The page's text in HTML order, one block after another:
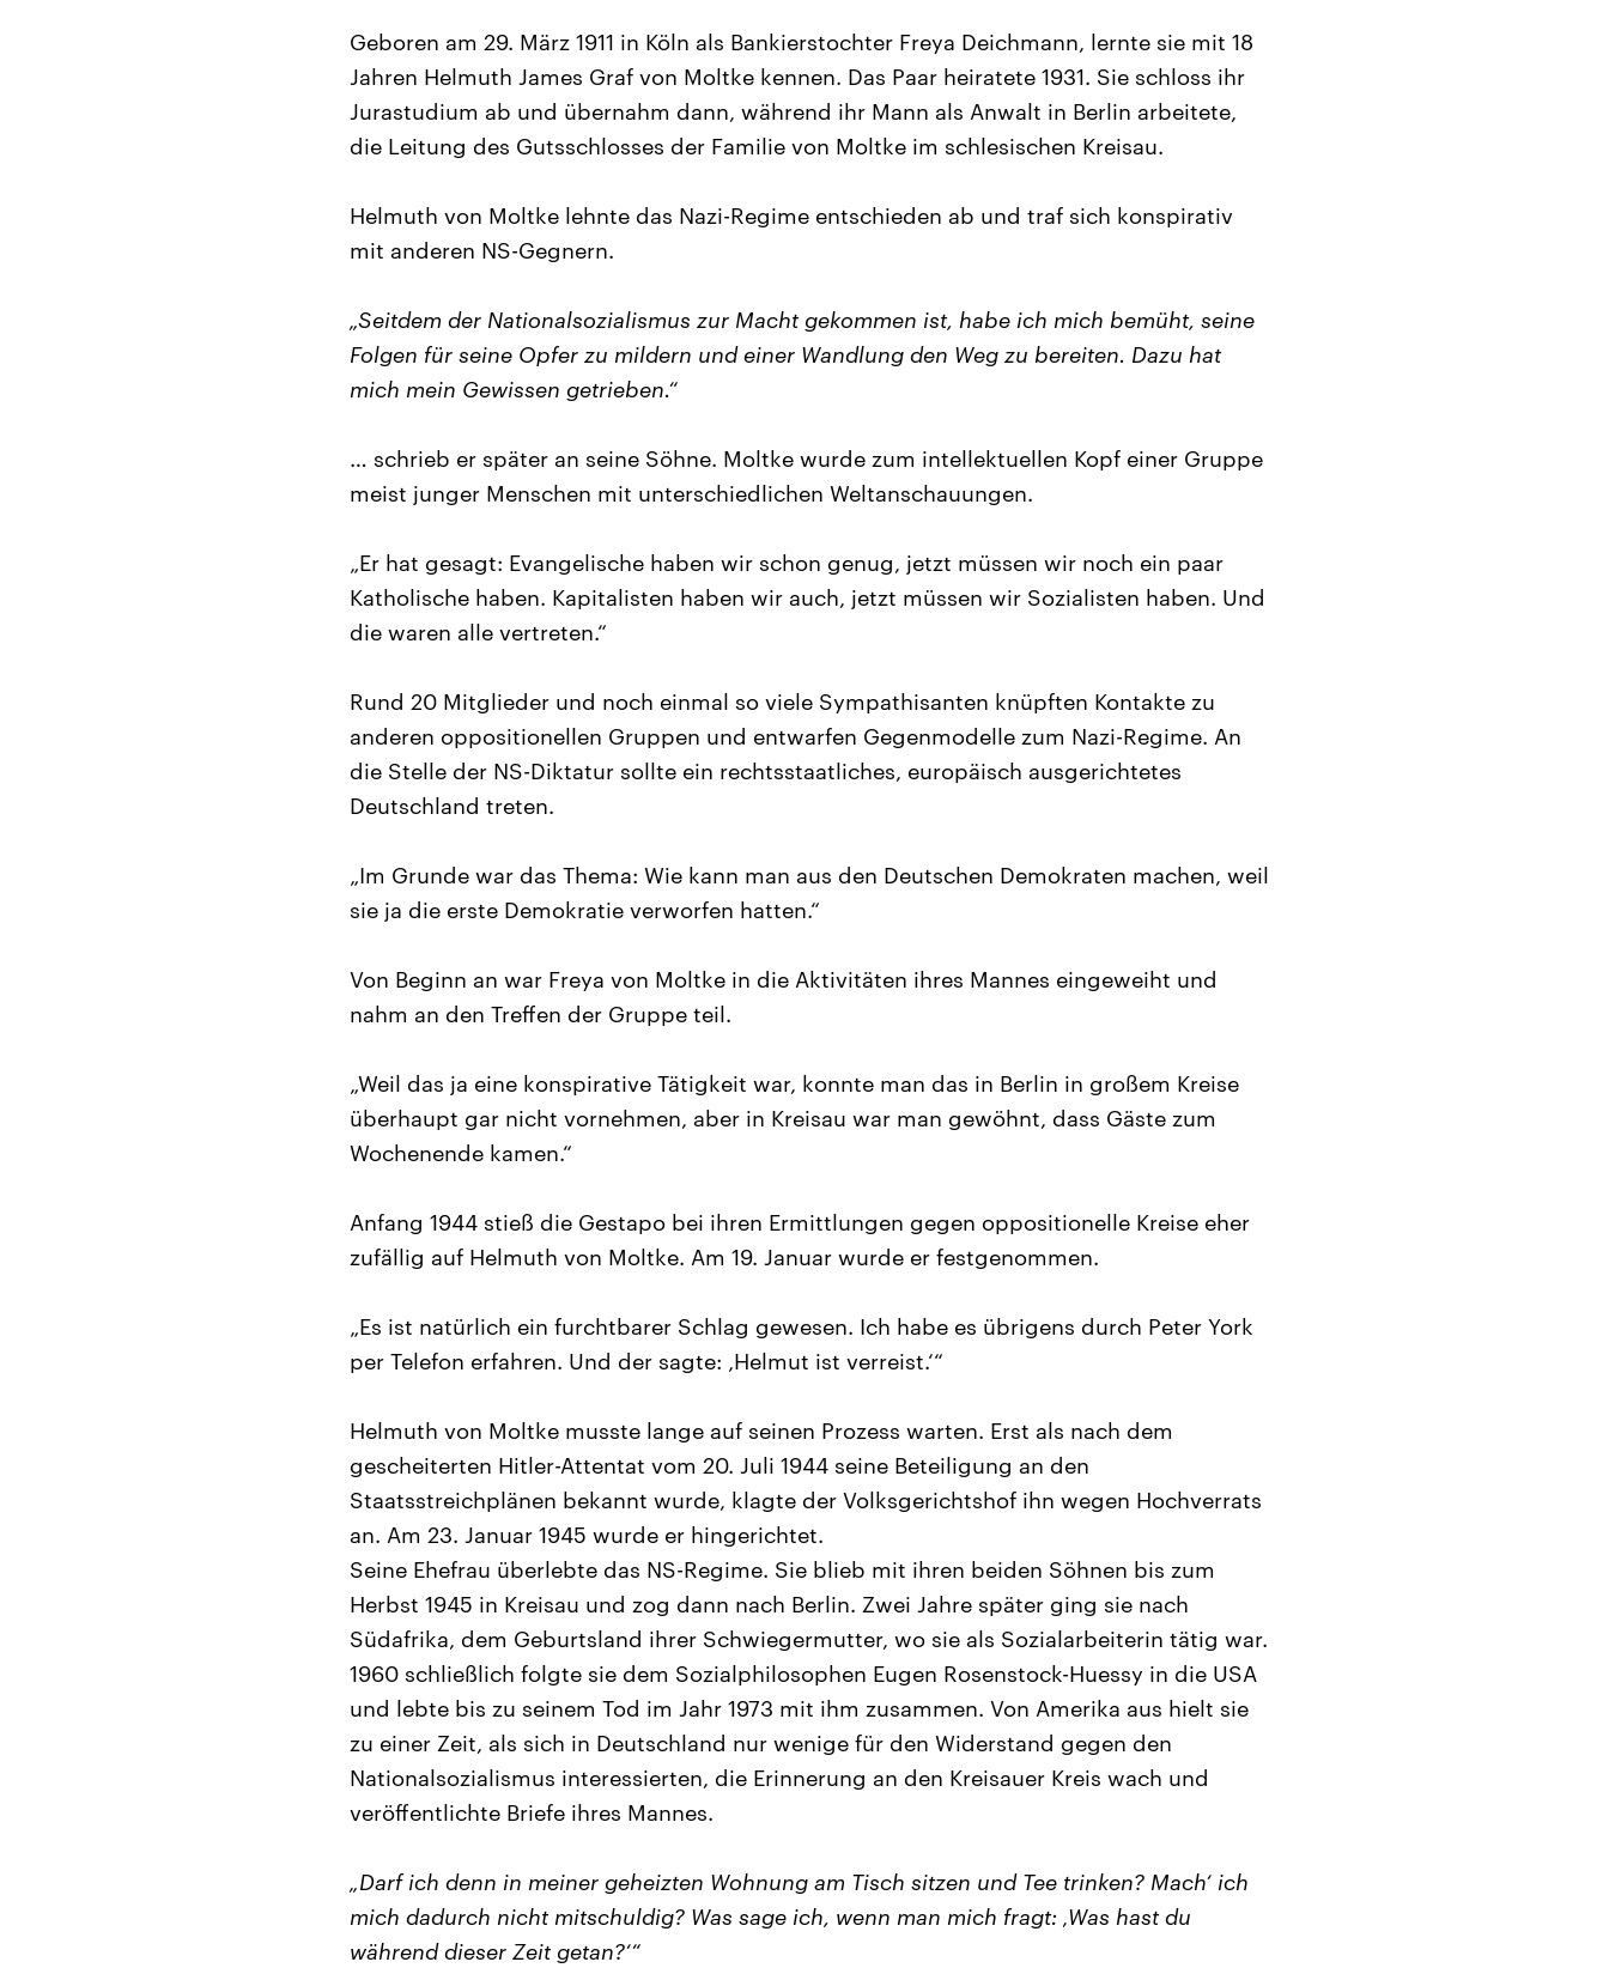
Geboren am 29. März 1911 in Köln als Bankierstochter Freya Deichmann, lernte sie mit 18
Jahren Helmuth James Graf von Moltke kennen. Das Paar heiratete 1931. Sie schloss ihr
Jurastudium ab und übernahm dann, während ihr Mann als Anwalt in Berlin arbeitete,
die Leitung des Gutsschlosses der Familie von Moltke im schlesischen Kreisau.
Helmuth von Moltke lehnte das Nazi-Regime entschieden ab und traf sich konspirativ
mit anderen NS-Gegnern.
„Seitdem der Nationalsozialismus zur Macht gekommen ist, habe ich mich bemüht, seine
Folgen für seine Opfer zu mildern und einer Wandlung den Weg zu bereiten. Dazu hat
mich mein Gewissen getrieben.“
… schrieb er später an seine Söhne. Moltke wurde zum intellektuellen Kopf einer Gruppe
meist junger Menschen mit unterschiedlichen Weltanschauungen.
„Er hat gesagt: Evangelische haben wir schon genug, jetzt müssen wir noch ein paar
Katholische haben. Kapitalisten haben wir auch, jetzt müssen wir Sozialisten haben. Und
die waren alle vertreten.“
Rund 20 Mitglieder und noch einmal so viele Sympathisanten knüpften Kontakte zu
anderen oppositionellen Gruppen und entwarfen Gegenmodelle zum Nazi-Regime. An
die Stelle der NS-Diktatur sollte ein rechtsstaatliches, europäisch ausgerichtetes
Deutschland treten.
„Im Grunde war das Thema: Wie kann man aus den Deutschen Demokraten machen, weil
sie ja die erste Demokratie verworfen hatten.“
Von Beginn an war Freya von Moltke in die Aktivitäten ihres Mannes eingeweiht und
nahm an den Treffen der Gruppe teil.
„Weil das ja eine konspirative Tätigkeit war, konnte man das in Berlin in großem Kreise
überhaupt gar nicht vornehmen, aber in Kreisau war man gewöhnt, dass Gäste zum
Wochenende kamen.“
Anfang 1944 stieß die Gestapo bei ihren Ermittlungen gegen oppositionelle Kreise eher
zufällig auf Helmuth von Moltke. Am 19. Januar wurde er festgenommen.
„Es ist natürlich ein furchtbarer Schlag gewesen. Ich habe es übrigens durch Peter York
per Telefon erfahren. Und der sagte: ‚Helmut ist verreist.‘“
Helmuth von Moltke musste lange auf seinen Prozess warten. Erst als nach dem
gescheiterten Hitler-Attentat vom 20. Juli 1944 seine Beteiligung an den
Staatsstreichplänen bekannt wurde, klagte der Volksgerichtshof ihn wegen Hochverrats
an. Am 23. Januar 1945 wurde er hingerichtet.
Seine Ehefrau überlebte das NS-Regime. Sie blieb mit ihren beiden Söhnen bis zum
Herbst 1945 in Kreisau und zog dann nach Berlin. Zwei Jahre später ging sie nach
Südafrika, dem Geburtsland ihrer Schwiegermutter, wo sie als Sozialarbeiterin tätig war.
1960 schließlich folgte sie dem Sozialphilosophen Eugen Rosenstock-Huessy in die USA
und lebte bis zu seinem Tod im Jahr 1973 mit ihm zusammen. Von Amerika aus hielt sie
zu einer Zeit, als sich in Deutschland nur wenige für den Widerstand gegen den
Nationalsozialismus interessierten, die Erinnerung an den Kreisauer Kreis wach und
veröffentlichte Briefe ihres Mannes.
„Darf ich denn in meiner geheizten Wohnung am Tisch sitzen und Tee trinken? Mach‘ ich
mich dadurch nicht mitschuldig? Was sage ich, wenn man mich fragt: ‚Was hast du
während dieser Zeit getan?‘“